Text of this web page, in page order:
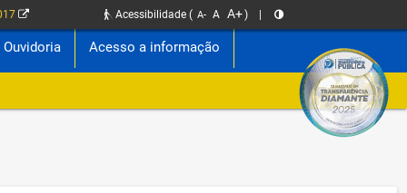
Acessibilidade ( A- A A+)
Ouvidoria Acesso a informação